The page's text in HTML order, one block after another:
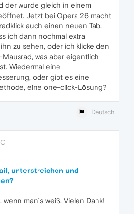
der wurde gleich in einem
Jetzt bei Opera 26 macht
auch einen neuen Tab,
ich dann nochmal extra
zu sehen, oder ich klicke den
was aber eigentlich
Wiedermal eine
oder gibt es eine
eine one-click-Lösung?
Deutsch
unterstreichen und
wenn man´s weiß. Vielen Dank!